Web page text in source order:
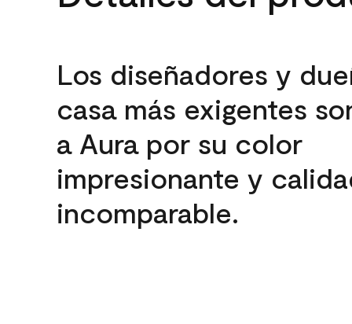
Los diseñadores y
casa más exigentes
a Aura por su color
impresionante y
incomparable.